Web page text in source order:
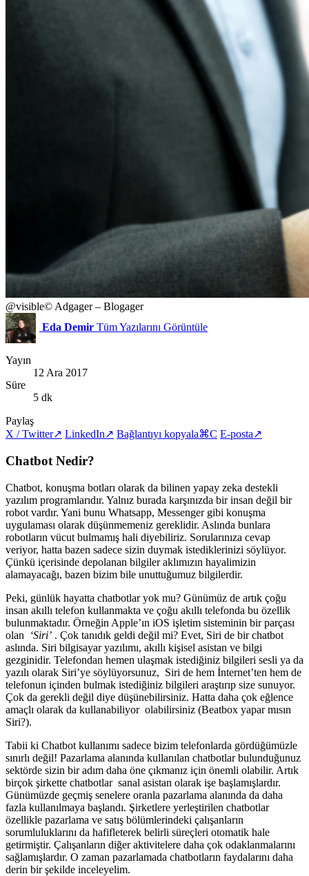
@visible© Adgager – Blogager
Eda Demir Tüm Yazılarını Görüntüle
Yayın
12 Ara 2017
Süre
5 dk
Paylaş
X / Twitter↗ LinkedIn↗ Bağlantıyı kopyala⌘C E-posta↗
Chatbot Nedir?
Chatbot, konuşma botları olarak da bilinen yapay zeka destekli
yazılım programlarıdır. Yalnız burada karşınızda bir insan değil bir
robot vardır. Yani bunu Whatsapp, Messenger gibi konuşma
uygulaması olarak düşünmemeniz gereklidir. Aslında bunlara
robotların vücut bulmamış hali diyebiliriz. Sorularınıza cevap
veriyor, hatta bazen sadece sizin duymak istediklerinizi söylüyor.
Çünkü içerisinde depolanan bilgiler aklımızın hayalimizin
alamayacağı, bazen bizim bile unuttuğumuz bilgilerdir.
Peki, günlük hayatta chatbotlar yok mu? Günümüz de artık çoğu
insan akıllı telefon kullanmakta ve çoğu akıllı telefonda bu özellik
bulunmaktadır. Örneğin Apple’ın iOS işletim sisteminin bir parçası
olan
‘Siri’ . Çok tanıdık geldi değil mi? Evet, Siri de bir chatbot
aslında. Siri bilgisayar yazılımı, akıllı kişisel asistan ve bilgi
gezginidir. Telefondan hemen ulaşmak istediğiniz bilgileri sesli ya da
yazılı olarak Siri’ye söylüyorsunuz, Siri de hem İnternet’ten hem de
telefonun içinden bulmak istediğiniz bilgileri araştırıp size sunuyor.
Çok da gerekli değil diye düşünebilirsiniz. Hatta daha çok eğlence
amaçlı olarak da kullanabiliyor olabilirsiniz (Beatbox yapar mısın
Siri?).
Tabii ki Chatbot kullanımı sadece bizim telefonlarda gördüğümüzle
sınırlı değil! Pazarlama alanında kullanılan chatbotlar bulunduğunuz
sektörde sizin bir adım daha öne çıkmanız için önemli olabilir. Artık
birçok şirkette chatbotlar sanal asistan olarak işe başlamışlardır.
Günümüzde geçmiş senelere oranla pazarlama alanında da daha
fazla kullanılmaya başlandı. Şirketlere yerleştirilen chatbotlar
özellikle pazarlama ve satış bölümlerindeki çalışanların
sorumluluklarını da hafifleterek belirli süreçleri otomatik hale
getirmiştir. Çalışanların diğer aktivitelere daha çok odaklanmalarını
sağlamışlardır. O zaman pazarlamada chatbotların faydalarını daha
derin bir şekilde inceleyelim.